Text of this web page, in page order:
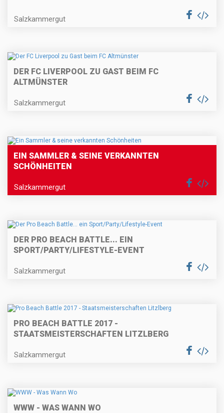
Salzkammergut
DER FC LIVERPOOL ZU GAST BEIM FC
ALTMÜNSTER
Salzkammergut
EIN SAMMLER & SEINE VERKANNTEN
SCHÖNHEITEN
Salzkammergut
DER PRO BEACH BATTLE... EIN
SPORT/PARTY/LIFESTYLE-EVENT
Salzkammergut
PRO BEACH BATTLE 2017 -
STAATSMEISTERSCHAFTEN LITZLBERG
Salzkammergut
WWW - WAS WANN WO